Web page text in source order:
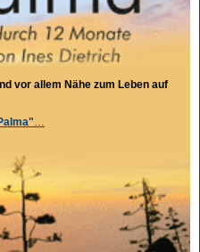
vor allem Nähe zum Leben auf
…